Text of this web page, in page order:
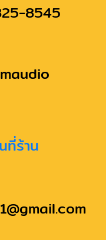
8545
ที่ร้าน